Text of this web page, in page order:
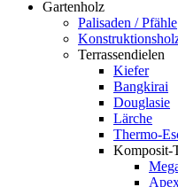
Gartenholz
Palisaden / Pfähle
Terrassendielen
Kiefer
Bangkirai
Douglasie
Lärche
Thermo-
Komposit-